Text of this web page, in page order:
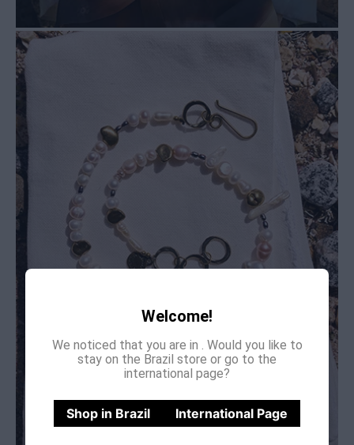
Welcome!
We noticed that you are in
. Would you like to
stay on the Brazil store or go to the
international page?
Shop in Brazil International Page